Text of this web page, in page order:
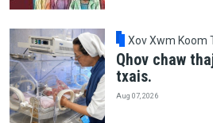
Xov Xwm Koom
Qhov chaw
txais.
Aug 07, 2026